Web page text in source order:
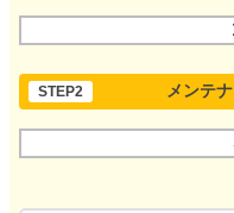
STEP2 メンテ